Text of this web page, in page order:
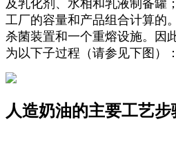
及乳化剂、水相和乳液制备罐
工厂的容量和产品组合计算的
杀菌装置和一个重熔设施。因
为以下子过程（请参见下图）：
人造奶油的主要工艺步